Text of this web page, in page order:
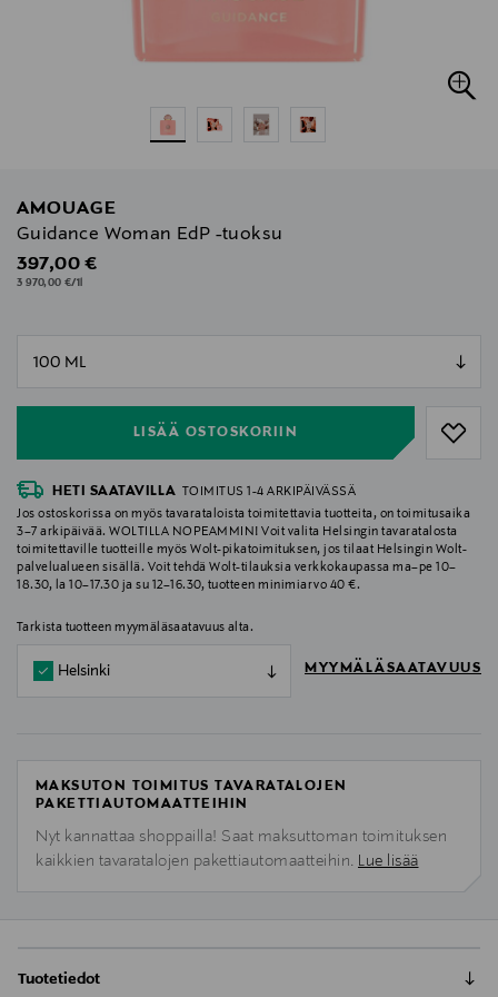
AMOUAGE
Guidance Woman EdP -tuoksu
Original Price
397,00 €
3 970,00 €/1l
LISÄÄ OSTOSKORIIN
HETI SAATAVILLA
TOIMITUS 1-4 ARKIPÄIVÄSSÄ
Jos ostoskorissa on myös tavarataloista toimitettavia tuotteita, on toimitusaika
3–7 arkipäivää. WOLTILLA NOPEAMMIN! Voit valita Helsingin tavaratalosta
toimitettaville tuotteille myös Wolt-pikatoimituksen, jos tilaat Helsingin Wolt-
palvelualueen sisällä. Voit tehdä Wolt-tilauksia verkkokaupassa ma–pe 10–
18.30, la 10–17.30 ja su 12–16.30, tuotteen minimiarvo 40 €.
Tarkista tuotteen myymäläsaatavuus alta.
Helsinki MYYMÄLÄSAATAVUUS
MAKSUTON TOIMITUS TAVARATALOJEN
PAKETTIAUTOMAATTEIHIN
Nyt kannattaa shoppailla! Saat maksuttoman toimituksen
kaikkien tavaratalojen pakettiautomaatteihin. Lue lisää
Tuotetiedot